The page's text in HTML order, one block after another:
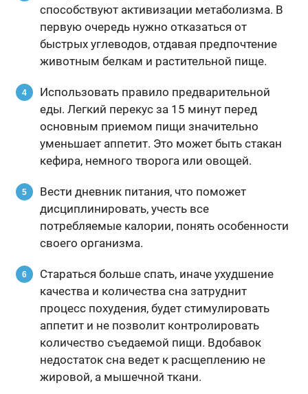
способствуют активизации метаболизма. В
первую очередь нужно отказаться от
быстрых углеводов, отдавая предпочтение
животным белкам и растительной пище.
Использовать правило предварительной
еды. Легкий перекус за 15 минут перед
основным приемом пищи значительно
уменьшает аппетит. Это может быть стакан
кефира, немного творога или овощей.
Вести дневник питания, что поможет
дисциплинировать, учесть все
потребляемые калории, понять особенности
своего организма.
Стараться больше спать, иначе ухудшение
качества и количества сна затруднит
процесс похудения, будет стимулировать
аппетит и не позволит контролировать
количество съедаемой пищи. Вдобавок
недостаток сна ведет к расщеплению не
жировой, а мышечной ткани.